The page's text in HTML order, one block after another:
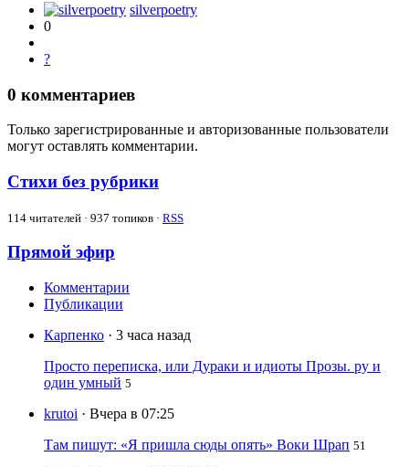
silverpoetry
0
?
0 комментариев
Только зарегистрированные и авторизованные пользователи
могут оставлять комментарии.
Стихи без рубрики
114 читателей · 937 топиков · RSS
Прямой эфир
Комментарии
Публикации
Карпенко · 3 часа назад
Просто переписка, или Дураки и идиоты Прозы. ру и
один умный 5
krutoi · Вчера в 07:25
Там пишут: «Я пришла сюды опять» Воки Шрап 51